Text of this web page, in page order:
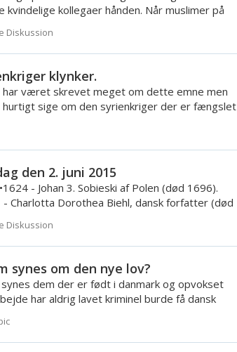
kvindelige kollegaer hånden. Når muslimer på
Diskussion
klynker.
har været skrevet meget om dette emne men
hurtigt sige om den syrienkriger der er fængslet
den 2. juni 2015
- Johan 3. Sobieski af Polen (død 1696).
- Charlotta Dorothea Biehl, dansk forfatter (død
Diskussion
synes om den nye lov?
dem der er født i danmark og opvokset
har aldrig lavet kriminel burde få dansk